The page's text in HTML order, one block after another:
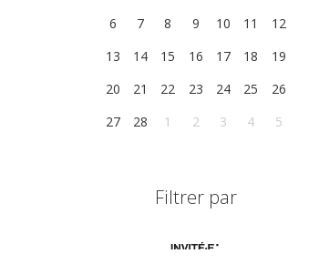
6
7 8 9 10 11
12
13
14 15 16 17 18
19
20
21 22 23 24 25
26
27
28 1 2 3 4 5
Filtrer par